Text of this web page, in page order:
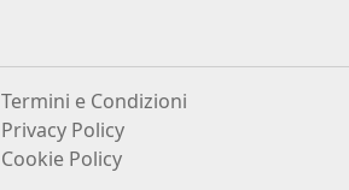
Termini e Condizioni
Privacy Policy
Cookie Policy